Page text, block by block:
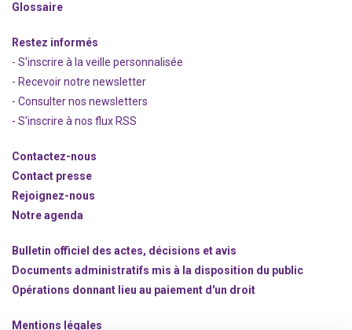
Glossaire
Restez informés
- S'inscrire à la veille personnalisée
- Recevoir notre newsletter
- Consulter nos newsletters
- S'inscrire à nos flux RSS
Contactez-nous
Contact presse
Rejoignez-nous
Notre agenda
Bulletin officiel des actes, décisions et avis
Documents administratifs mis à la disposition du public
Opérations donnant lieu au paiement d'un droit
Mentions légales